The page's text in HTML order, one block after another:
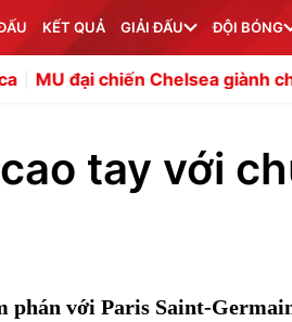
KẾT QUẢ GIẢI ĐẤU ĐỘI BÓNG
Chelsea giành chữ ký Igor
tay với
phán với Paris Saint-